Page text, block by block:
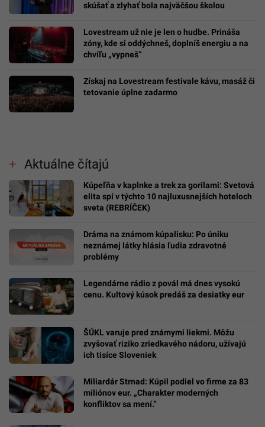
skúšať a zlyhať bola najväčšou školou
Lovestream už nie je len o hudbe. Prináša
zóny, kde si oddýchneš, doplníš energiu a na
chvíľu „vypneš“
Získaj na Lovestream festivale kávu, masáž či
tetovanie úplne zadarmo
Aktuálne čítajú
Kúpeľňa v kaplnke a trek za gorilami: Svetová
elita spí v týchto 10 najluxusnejších hoteloch
sveta (REBRÍČEK)
Dráma na známom kúpalisku: Po úniku
neznámej látky hlásia ľudia zdravotné
problémy
Legendárne rádio z povál má dnes vysokú
cenu. Kultový kúsok predáš za desiatky eur
ŠÚKL varuje pred známymi liekmi. Môžu
zvyšovať riziko zriedkavého nádoru, užívajú
ich tisíce Sloveniek
Miliardár Strnad: Kúpil podiel vo firme za 83
miliónov eur. „Charakter moderných
konfliktov sa mení.“